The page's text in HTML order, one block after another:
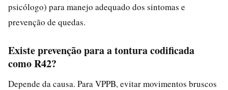
psicólogo) para manejo adequado dos sintomas e
prevenção de quedas.
Existe prevenção para a tontura codificada
como R42?
Depende da causa. Para VPPB, evitar movimentos bruscos